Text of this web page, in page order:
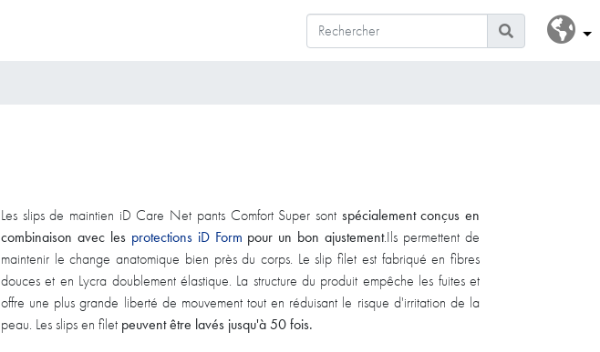
Les slips de maintien iD Care Net pants Comfort Super sont spécialement conçus en
combinaison avec les protections iD Form pour un bon ajustement.Ils permettent de
maintenir le change anatomique bien près du corps. Le slip filet est fabriqué en fibres
douces et en Lycra doublement élastique. La structure du produit empêche les fuites et
offre une plus grande liberté de mouvement tout en réduisant le risque d'irritation de la
peau. Les slips en filet peuvent être lavés jusqu'à 50 fois.